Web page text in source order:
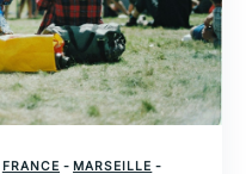
FRANCE - MARSEILLE -